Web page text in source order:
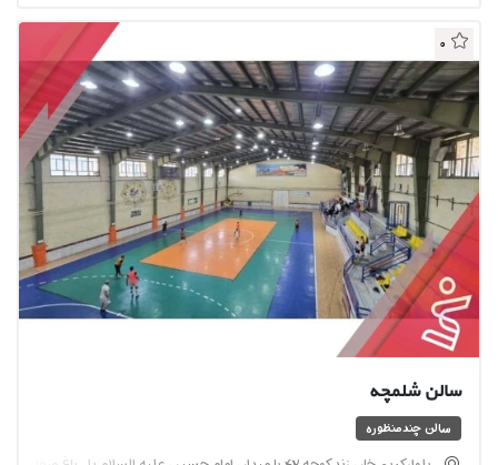
0
سالن شلمچه
سالن چندمنظوره